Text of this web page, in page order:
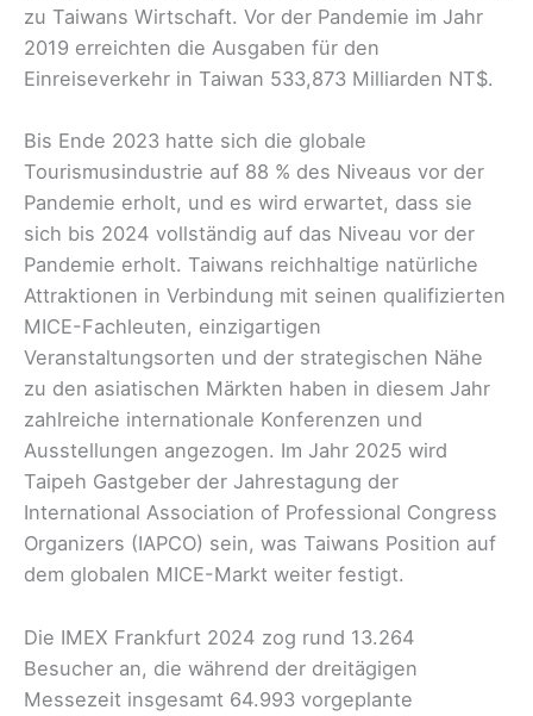
zu Taiwans Wirtschaft. Vor der Pandemie im Jahr
2019 erreichten die Ausgaben für den
Einreiseverkehr in Taiwan 533,873 Milliarden NT$.
Bis Ende 2023 hatte sich die globale
Tourismusindustrie auf 88 % des Niveaus vor der
Pandemie erholt, und es wird erwartet, dass sie
sich bis 2024 vollständig auf das Niveau vor der
Pandemie erholt. Taiwans reichhaltige natürliche
Attraktionen in Verbindung mit seinen qualifizierten
MICE-Fachleuten, einzigartigen
Veranstaltungsorten und der strategischen Nähe
zu den asiatischen Märkten haben in diesem Jahr
zahlreiche internationale Konferenzen und
Ausstellungen angezogen. Im Jahr 2025 wird
Taipeh Gastgeber der Jahrestagung der
International Association of Professional Congress
Organizers (IAPCO) sein, was Taiwans Position auf
dem globalen MICE-Markt weiter festigt.
Die IMEX Frankfurt 2024 zog rund 13.264
Besucher an, die während der dreitägigen
Messezeit insgesamt 64.993 vorgeplante